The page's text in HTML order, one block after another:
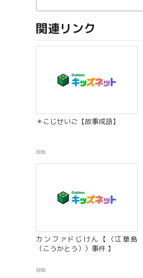
関連リンク
＊こじせいご【故事成語】
辞典
カンファドじけん【〈江華島
（こうかとう）〉事件 】
辞典